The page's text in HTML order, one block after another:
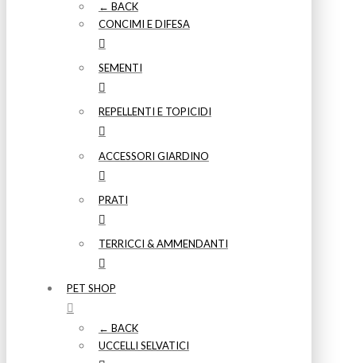
← BACK
CONCIMI E DIFESA
SEMENTI
REPELLENTI E TOPICIDI
ACCESSORI GIARDINO
PRATI
TERRICCI & AMMENDANTI
PET SHOP
← BACK
UCCELLI SELVATICI